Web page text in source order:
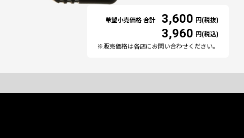
希望小売価格 合計 3,600 円(税抜)
3,960 円(税込)
※販売価格は各店にお問い合わせください。